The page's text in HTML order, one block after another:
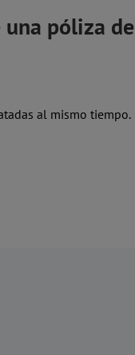
póliza
al mismo tiempo.